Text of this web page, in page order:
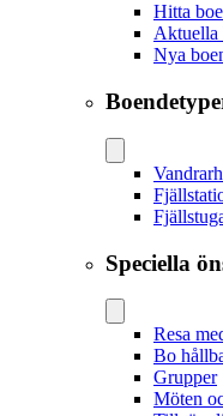
Hitta
Aktuella
Nya
Speciella
Resa
Bo
Grupper
Möten